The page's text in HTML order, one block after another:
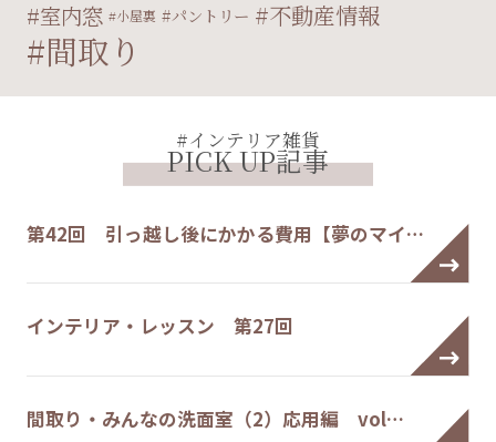
室内窓 小屋裏 パントリー 不動産情報
間取り
#インテリア雑貨
PICK UP記事
第42回 引っ越し後にかかる費用【夢のマイ…
インテリア・レッスン 第27回
間取り・みんなの洗面室（2）応用編 vol…